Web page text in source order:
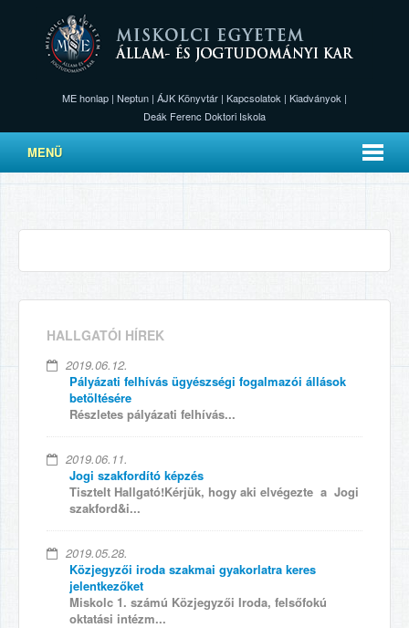
ME honlap | Neptun | ÁJK Könyvtár | Kapcsolatok | Kiadványok |
Deák Ferenc Doktori Iskola
MENÜ
HALLGATÓI HÍREK
2019.06.12.
Pályázati felhívás ügyészségi fogalmazói állások
betöltésére
Részletes pályázati felhívás...
2019.06.11.
Jogi szakfordító képzés
Tisztelt Hallgató!Kérjük, hogy aki elvégezte a Jogi
szakford&i...
2019.05.28.
Közjegyzői iroda szakmai gyakorlatra keres
jelentkezőket
Miskolc 1. számú Közjegyzői Iroda, felsőfokú
oktatási intézm...